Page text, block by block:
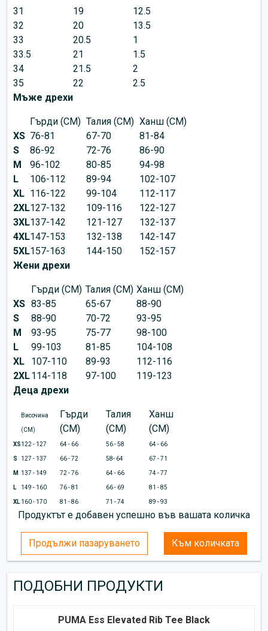
31
19
12.5
32
20
13.5
33
20.5
1
33.5
21
1.5
34
21.5
2
35
22
2.5
Мъже дрехи
Гърди (CM) Талия (CM) Ханш (CM)
XS 76-81 67-70
81-84
S
86-92 72-76
86-90
M
96-102 80-85
94-98
L
106-112 89-94
102-107
XL 116-122 99-104
112-117
2XL127-132 109-116
122-127
3XL137-142 121-127
132-137
4XL147-153 132-138
142-147
5XL157-163 144-150
152-157
Жени дрехи
Гърди (CM) Талия (CM) Ханш (CM)
XS 83-85 65-67
88-90
S
88-90 70-72
93-95
M
93-95 75-77
98-100
L
99-103 81-85
104-108
XL
107-110 89-93
112-116
2XL114-118 97-100
119-123
Деца дрехи
Височина
(CM)
Гърди
(CM)
Талия
(CM)
Ханш
(CM)
XS122 - 127 64 - 66 56 - 58 64 - 66
S 127 - 137 66 - 72 58- 64 67 - 71
M 137 - 149 72 - 76 64 - 66 74 - 77
L 149 - 160 76 - 81 66 - 69 81 - 85
XL 160 - 170 81 - 86 71 - 74 89 - 93
Продуктът е добавен успешно във вашата количка
Продължи пазаруването Към количката
ПОДОБНИ ПРОДУКТИ
PUMA Ess Elevated Rib Tee Black